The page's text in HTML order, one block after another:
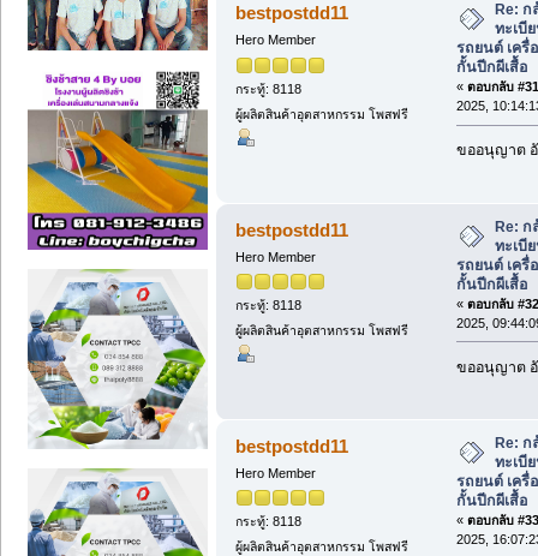
bestpostdd11
Hero Member
กระทู้: 8118
ผู้ผลิตสินค้าอุตสาหกรรม โพสฟรี
Re: ก
ทะเบี
รถยนต์ เครื่
กั้นปีกผีเสื้อ
« ตอบกลับ
2025,
ขออนุญาต
bestpostdd11
Hero Member
กระทู้: 8118
ผู้ผลิตสินค้าอุตสาหกรรม โพสฟรี
Re: ก
ทะเบี
รถยนต์ เครื่
กั้นปีกผีเสื้อ
« ตอบกลับ
2025,
ขออนุญาต
bestpostdd11
Hero Member
กระทู้: 8118
ผู้ผลิตสินค้าอุตสาหกรรม โพสฟรี
Re: ก
ทะเบี
รถยนต์ เครื่
กั้นปีกผีเสื้อ
« ตอบกลับ
2025,